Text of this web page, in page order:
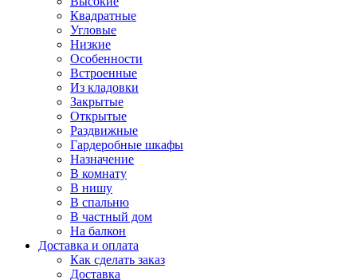
Квадратные
Угловые
Низкие
Особенности
Встроенные
Из кладовки
Закрытые
Открытые
Раздвижные
Гардеробные шкафы
Назначение
В комнату
В нишу
В спальню
В частный дом
На балкон
Доставка и оплата
Как сделать заказ
Доставка